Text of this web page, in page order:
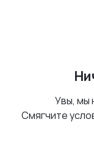
Увы, мы
Смягчите